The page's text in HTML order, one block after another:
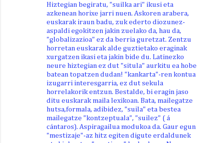
Hiztegian begiratu, "suilka ari" ikusi eta
azkenean horixe jarri nuen. Askoren arabera,
euskarak iraun badu, zuk ederto diozunez-
aspaldi egokitzen jakin zuelako da, hau da,
"globalizazioa" ez da berria guretzat. Zentzu
horretan euskarak alde guztietako eraginak
xurgatzen ikasi eta jakin bide du. Latinezko
neure hiztegian ez dut "situla" aurkitu ea hobe
batean topatzen dudan! "kankarta"-ren kontua
izugarri interesgarria, ez dut sekula
horrelakorik entzun. Bestalde, bi eragin jaso
ditu euskarak maila lexikoan. Bata, mailegatze
hutsa,formala, adibidez, "suila" eta bestea
mailegatze "kontzeptuala", "suilez" ( á
cántaros). Aspiragailua modukoa da. Gaur egun
"mestizaje"-az hitz egiten digute erdaldunek